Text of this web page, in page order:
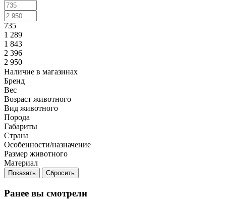
735
1 289
1 843
2 396
2 950
Наличие в магазинах
Бренд
Вес
Возраст животного
Вид животного
Порода
Габариты
Страна
Особенности/назначение
Размер животного
Материал
Сбросить
Ранее вы смотрели